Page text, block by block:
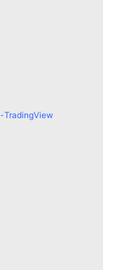
עקוב אחר כל השווקים ב-TradingView